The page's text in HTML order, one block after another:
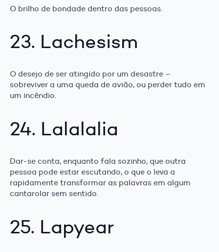
O brilho de bondade dentro das pessoas.
23. Lachesism
O desejo de ser atingido por um desastre –
sobreviver a uma queda de avião, ou perder tudo em
um incêndio.
24. Lalalalia
Dar-se conta, enquanto fala sozinho, que outra
pessoa pode estar escutando, o que o leva a
rapidamente transformar as palavras em algum
cantarolar sem sentido.
25. Lapyear